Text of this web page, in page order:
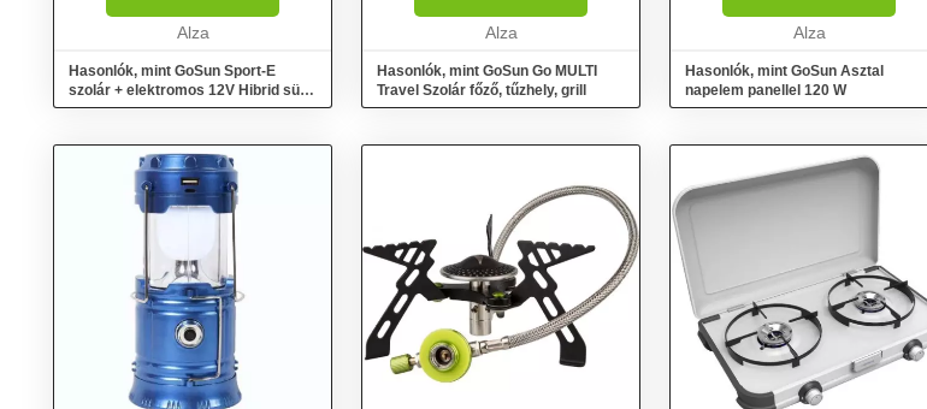
Alza
Hasonlók, mint GoSun Sport-E
szolár + elektromos 12V Hibrid sütő,
főző, grill
Alza
Hasonlók, mint GoSun Go MULTI
Travel Szolár főző, tűzhely, grill
Alza
Hasonlók, mint GoSun Asztal
napelem panellel 120 W